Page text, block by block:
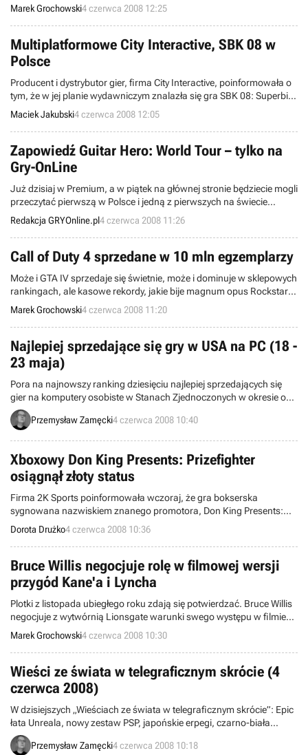
PlayStation 3 będą mieli okazję, by przetestować nowe dziecko Sida
Meiera w akcji. Próbna wersja projektu trafi jutro do oferty Xbox Live
Marketplace oraz PlayStation Network, przy czym plik zamieszczony
w ramach drugiej usługi będą mogli pobrać jedynie gracze
zarejestrowani w US
Marek Grochowski4 czerwca 2008 12:25
Multiplatformowe City Interactive, SBK 08 w
Polsce
Producent i dystrybutor gier, firma City Interactive, poinformowała o
tym, że w jej planie wydawniczym znalazła się gra SBK 08: Superbike
World Championship 08. Zostanie ona wydana na konsole Xbox
360, PlayStation 2, PlayStation 3, PSP oraz na PC, co sprawia, że
SBK 08 stanie się pierwszą grą multiplatformową w ofercie City
Interactive.
Maciek Jakubski4 czerwca 2008 12:05
Zapowiedź Guitar Hero: World Tour – tylko na
Gry-OnLine
Już dzisiaj w Premium, a w piątek na głównej stronie będziecie mogli
przeczytać pierwszą w Polsce i jedną z pierwszych na świecie
zapowiedź Guitar Hero: World Tour.
Redakcja GRYOnline.pl4 czerwca 2008 11:26
Call of Duty 4 sprzedane w 10 mln egzemplarzy
Może i GTA IV sprzedaje się świetnie, może i dominuje w sklepowych
rankingach, ale kasowe rekordy, jakie bije magnum opus Rockstara,
nie przesłaniają jeszcze wyników osiąganych przez inne produkcje.
Jeden z najwyżej ocenianych tytułów ubiegłego roku, Call of Duty 4:
Modern Warfare, dobił właśnie do liczby 10 milionów sprzedanych
egzemplarzy.
Marek Grochowski4 czerwca 2008 11:20
Najlepiej sprzedające się gry w USA na PC (18 -
23 maja)
Pora na najnowszy ranking dziesięciu najlepiej sprzedających się
gier na komputery osobiste w Stanach Zjednoczonych w okresie od
18 do 23 maja. Został on przygotowany przez amerykańską
organizację NPD zajmującą się badaniem i analizą amerykańskiego
Przemysław Zamęcki4 czerwca 2008 10:40
Xboxowy Don King Presents: Prizefighter
osiągnął złoty status
Firma 2K Sports poinformowała wczoraj, że gra bokserska
sygnowana nazwiskiem znanego promotora, Don King Presents:
Prizefighter w wersji dla Xboxa 360, doczekała się złotego statusu i
10 czerwca trafi na sklepowe półki. Polskim dystrybutorem została
firma Cenega.
Dorota Drużko4 czerwca 2008 10:36
Bruce Willis negocjuje rolę w filmowej wersji
przygód Kane'a i Lyncha
Plotki z listopada ubiegłego roku zdają się potwierdzać. Bruce Willis
negocjuje z wytwórnią Lionsgate warunki swego występu w filmie
Kane & Lynch: Dead Men, kinowej adaptacji kontrowersyjnej gry
grupy IO Interactive – donosi serwis Variety. Jeżeli gwiazdor
Hollywood, znany chociażby ze Szklanej pułapki i Pulp Fiction,
dojdzie do porozumienia z producentami obrazu, już niebawem
zagra rolę pierwszeg
Marek Grochowski4 czerwca 2008 10:30
Wieści ze świata w telegraficznym skrócie (4
czerwca 2008)
W dzisiejszych „Wieściach ze świata w telegraficznym skrócie”: Epic
łata Unreala, nowy zestaw PSP, japońskie erpegi, czarno-biała
strzelanina, koniec Kwari, Sony wprowadza płatny magazyn do PSN
i Huxley znajduje wydawcę.
Przemysław Zamęcki4 czerwca 2008 10:18